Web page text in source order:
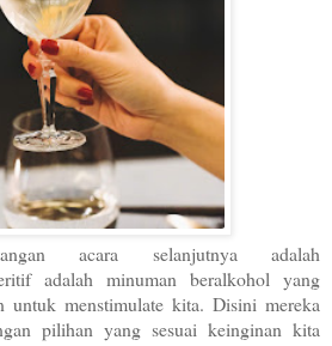
acara selanjutnya adalah
adalah minuman beralkohol yang
untuk menstimulate kita. Disini mereka
pilihan yang sesuai keinginan kita